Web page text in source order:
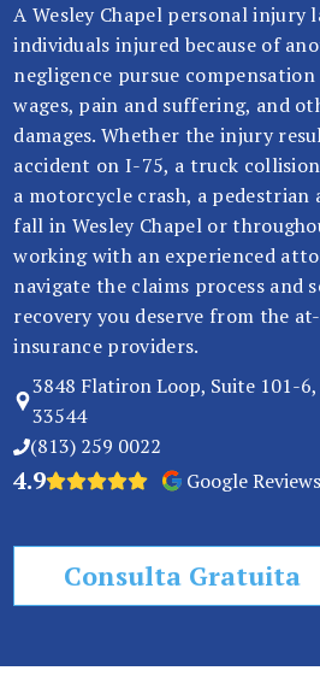
n
al
In
ju
ry
e
n
Fl
or
id
a
A Wesley Chapel personal injury
individuals injured because of
negligence pursue
wages, pain and suffering, and
damages. Whether the injury
accident on I-75, a truck
a motorcycle crash, a pedestrian
fall in Wesley Chapel or
working with an experienced
navigate the claims process and
recovery you deserve from the
insurance providers.
3848 Flatiron Loop, Suite 101-6,
33544
(813) 259 0022
4.9 Google Reviews
Consulta Gratuita